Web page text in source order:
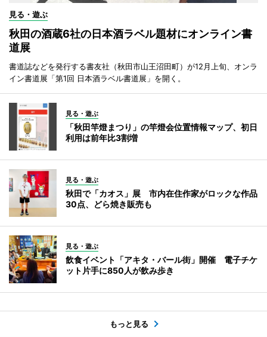
見る・遊ぶ
秋田の酒蔵6社の日本酒ラベル題材にオンライン書
道展
書道誌などを発行する書友社（秋田市山王沼田町）が12月上旬、オンラ
イン書道展「第1回 日本酒ラベル書道展」を開く。
見る・遊ぶ
「秋田竿燈まつり」の竿燈会位置情報マップ、初日
利用は前年比3割増
見る・遊ぶ
秋田で「カオス」展 市内在住作家がロックな作品
30点、どら焼き販売も
見る・遊ぶ
飲食イベント「アキタ・バール街」開催 電子チケ
ット片手に850人が飲み歩き
もっと見る